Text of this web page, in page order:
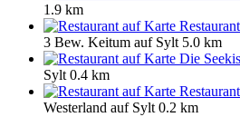
1.9 km
3 Bew. Keitum auf Sylt 5.0 km
Die
Sylt 0.4 km
Westerland auf Sylt 0.2 km